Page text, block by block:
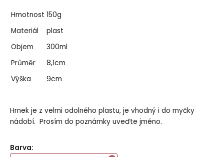
Hmotnost 150g
Materiál
plast
Objem
300ml
Průměr
8,1cm
Výška
9cm
Hrnek je z velmi odolného plastu, je vhodný i do myčky
nádobí. Prosím do poznámky uveďte jméno.
Barva: